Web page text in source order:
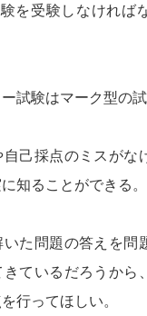
を受験しなければ
試験はマーク型の試
己採点のミスがな
知ることができる。
た問題の答えを問
きているだろうから
行ってほしい。